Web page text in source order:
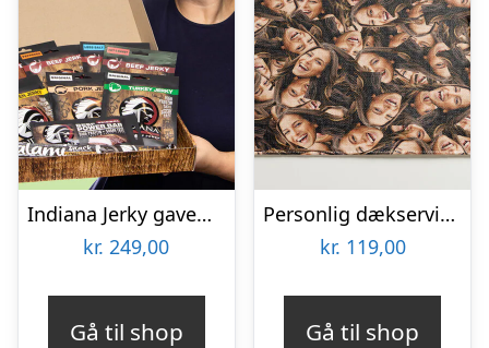
Indiana Jerky gaveæske
kr. 249,00
Gå til shop
Personlig dækserviet med Billede – Multiface
kr. 119,00
Gå til shop